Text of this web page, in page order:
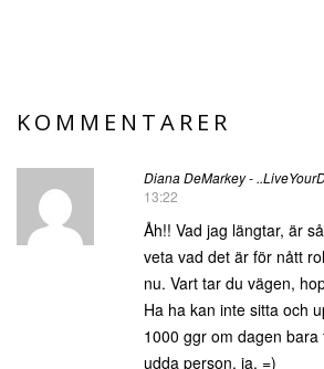
KOMMENTARER
Diana DeMarkey -
13:22
Åh!! Vad jag längtar, är
veta vad det är för nått
nu. Vart tar du vägen,
Ha ha kan inte sitta och
1000 ggr om dagen
udda person, ja. =)